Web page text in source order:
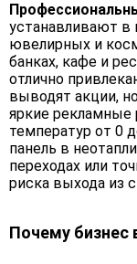
устанавливают в
ювелирных и
банках, кафе и
отлично
выводят акции,
яркие рекламные
температур от 0
панель в
переходах или
риска выхода из
Почему бизнес